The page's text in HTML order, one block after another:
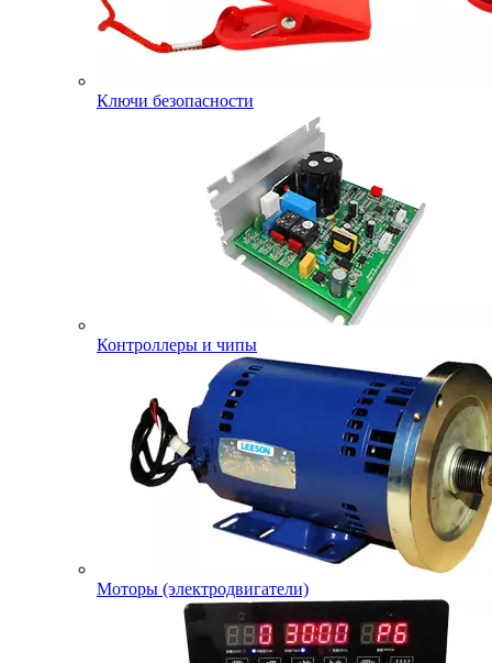
Ключи безопасности
Контроллеры и чипы
Моторы (электродвигатели)